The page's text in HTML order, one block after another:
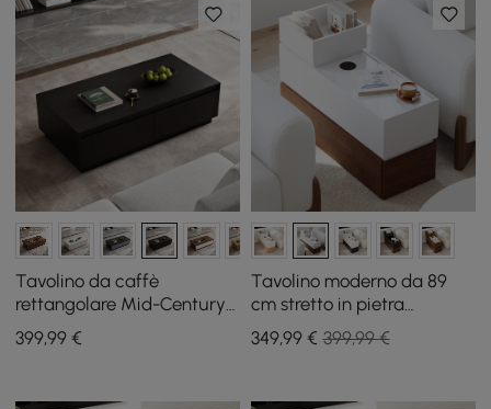
Tavolino da caffè
rettangolare Mid-Century
Fero 120 cm nero con 4
cassetti
399,99 €
Tavolino moderno da 89
cm stretto in pietra
sinterizzata con USB e
contenitore
349,99€ 399,99 €